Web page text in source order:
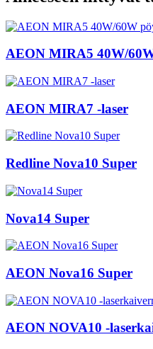
AEON MIRA5 40W/
AEON MIRA7 -laser
Redline Nova10 Super
Nova14 Super
AEON Nova16 Super
AEON NOVA10 -